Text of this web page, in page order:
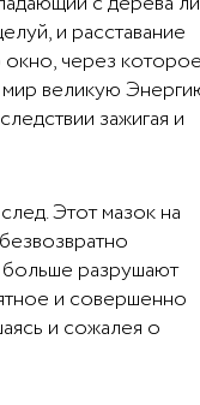
и расставание
через которое
мир великую
зажигая и
Этот мазок на
разрушают
и совершенно
и сожалея о